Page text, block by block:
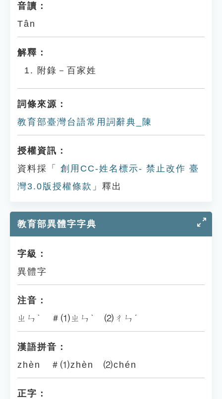
音讀：
Tân
解釋：
附錄－百家姓
詞條來源：
教育部臺灣台語常用詞辭典_陳
授權資訊：
資料採「
創用CC-姓名標示- 禁止改作 臺
灣3.0版授權條款 」釋出
教育部異體字字典
字級：
異體字
注音：
ㄓㄣˋ ＃⑴ㄓㄣˋ ⑵ㄔㄣˊ
漢語拼音：
zhèn ＃⑴zhèn ⑵chén
正字：